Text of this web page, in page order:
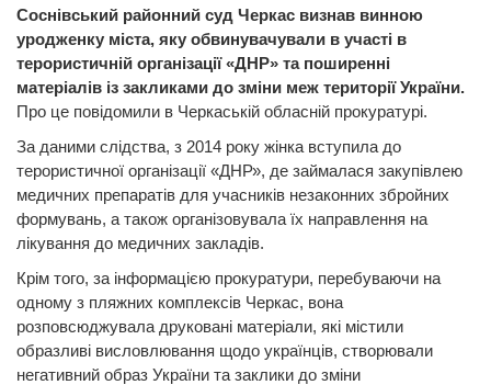
Соснівський районний суд Черкас визнав винною
уродженку міста, яку обвинувачували в участі в
терористичній організації «ДНР» та поширенні
матеріалів із закликами до зміни меж території України.
Про це повідомили в Черкаській обласній прокуратурі.
За даними слідства, з 2014 року жінка вступила до
терористичної організації «ДНР», де займалася закупівлею
медичних препаратів для учасників незаконних збройних
формувань, а також організовувала їх направлення на
лікування до медичних закладів.
Крім того, за інформацією прокуратури, перебуваючи на
одному з пляжних комплексів Черкас, вона
розповсюджувала друковані матеріали, які містили
образливі висловлювання щодо українців, створювали
негативний образ України та заклики до зміни